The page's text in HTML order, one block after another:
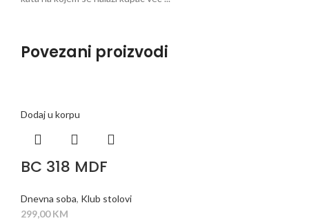
Povezani proizvodi
Dodaj u korpu
BC 318 MDF
Dnevna soba, Klub stolovi
299,00KM